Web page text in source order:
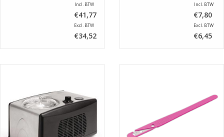
Incl. BTW
€41,77
Excl. BTW
€34,52
Incl. BTW
€7,80
Excl. BTW
€6,45